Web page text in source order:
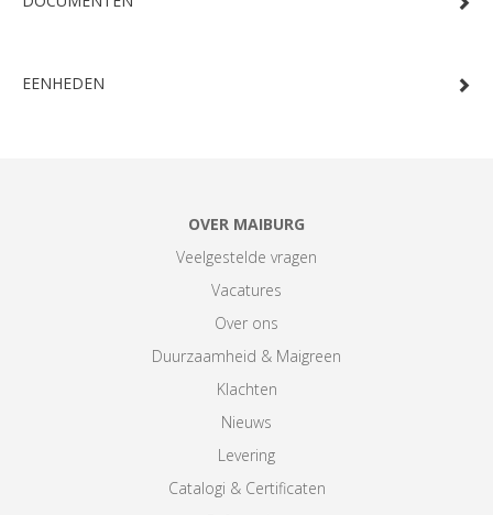
EENHEDEN
OVER MAIBURG
Veelgestelde vragen
Vacatures
Over ons
Duurzaamheid & Maigreen
Klachten
Nieuws
Levering
Catalogi & Certificaten